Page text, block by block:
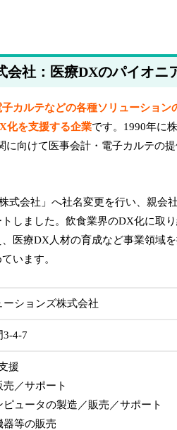
会社：医療DXのパイオニ
子カルテなどの各種ソリューション
化を支援する企業です。1990年に
に向けて医事会計・電子カルテの
式会社」へ社名変更を行い、親会
しました。飲食業界のDX化に取
医療DX人材の育成など事業領域
います。
ションズ株式会社
3-4-7
援
売／サポート
ピュータの製造／販売／サポート
器等の販売